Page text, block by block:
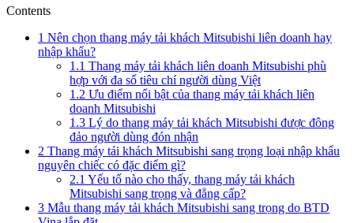
Contents
1 Nên chọn thang máy tải khách Mitsubishi liên doanh hay
nhập khẩu?
1.1 Thang máy tải khách liên doanh Mitsubishi phù
hợp với đa số tiêu chí người dùng Việt
1.2 Ưu điểm nổi bật của thang máy tải khách liên
doanh Mitsubishi
1.3 Lý do thang máy tải khách Mitsubishi được đông
đảo người dùng đón nhận
2 Thang máy tải khách Mitsubishi sang trọng loại nhập khẩu
nguyên chiếc có đặc điểm gì?
2.1 Yếu tố nào cho thấy, thang máy tải khách
Mitsubishi sang trọng và đẳng cấp?
3 Mẫu thang máy tải khách Mitsubishi sang trọng do BTD